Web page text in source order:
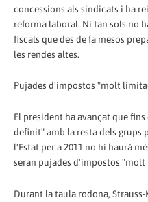
concessions als sindicats i ha
reforma laboral. Ni tan sols no
fiscals que des de fa mesos
les rendes altes.
Pujades d'impostos "molt
El president ha avançat que
definit" amb la resta dels grups
l'Estat per a 2011 no hi haurà
seran pujades d'impostos
Durant la taula rodona,